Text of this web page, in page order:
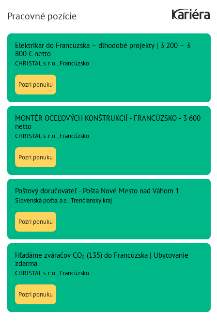
Pracovné pozície
Elektrikár do Francúzska – dlhodobé projekty | 3 200 – 3
800 € netto
CHRISTAL s. r. o., Francúzsko
Pozri ponuku
MONTÉR OCEĽOVÝCH KONŠTRUKCIÍ - FRANCÚZSKO - 3 600
netto
CHRISTAL s. r. o., Francúzsko
Pozri ponuku
Poštový doručovateľ - Pošta Nové Mesto nad Váhom 1
Slovenská pošta, a.s., Trenčiansky kraj
Pozri ponuku
Hľadáme zváračov CO₂ (135) do Francúzska | Ubytovanie
zdarma
CHRISTAL s. r. o., Francúzsko
Pozri ponuku